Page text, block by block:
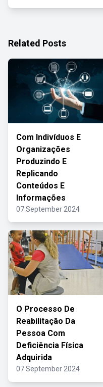
Related Posts
Com Indivíduos E
Organizações
Produzindo E
Replicando
Conteúdos E
Informações
07 September 2024
O Processo De
Reabilitação Da
Pessoa Com
Deficiência Física
Adquirida
07 September 2024